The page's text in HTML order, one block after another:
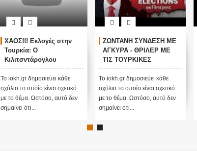
ΧΑΟΣ!!! Εκλογές στην
Τουρκία: Ο
Κιλιτσντάρογλου
αμφισβητεί τα
αποτελέσματα θα γίνουν
ενστάσεις...
Το iokh.gr δημοσιεύει κάθε
σχόλιο το οποίο είναι σχετικό
με το θέμα. Ωστόσο, αυτό δεν
σημαίνει ότι...
ΖΩΝΤΑΝΗ ΣΥΝΔΕΣΗ ΜΕ
ΑΓΚΥΡΑ - ΘΡΙΛΕΡ ΜΕ
ΤΙΣ ΤΟΥΡΚΙΚΕΣ
ΕΚΛΟΓΕΣ !
Το iokh.gr δημοσιεύει κάθε
σχόλιο το οποίο είναι σχετικό
με το θέμα. Ωστόσο, αυτό δεν
σημαίνει ότι...